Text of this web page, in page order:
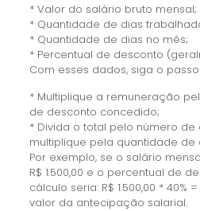
* Valor do salário bruto mensal;
* Quantidade de dias
* Quantidade de dias no mês;
* Percentual de desconto
Com esses dados, siga o
* Multiplique a remuneração
de desconto concedido;
* Divida o total pelo número de
multiplique pela quantidade de
Por exemplo, se o salário
R$ 1.500,00 e o percentual de
cálculo seria: R$ 1.500,00 * 40%
valor da antecipação salarial.